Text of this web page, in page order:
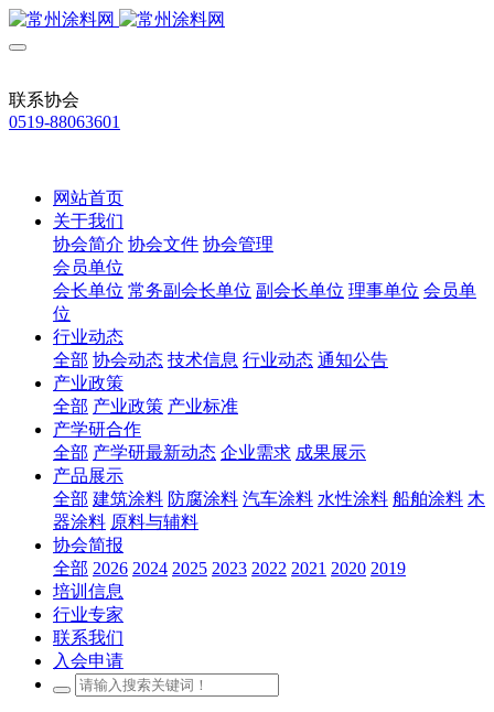
联系协会
0519-88063601
网站首页
关于我们
协会简介 协会文件 协会管理
会员单位
会长单位 常务副会长单位 副会长单位 理事单位 会员单
位
行业动态
全部 协会动态 技术信息 行业动态 通知公告
产业政策
全部 产业政策 产业标准
产学研合作
全部 产学研最新动态 企业需求 成果展示
产品展示
全部 建筑涂料 防腐涂料 汽车涂料 水性涂料 船舶涂料 木
器涂料 原料与辅料
协会简报
全部 2026 2024 2025 2023 2022 2021 2020 2019
培训信息
行业专家
联系我们
入会申请